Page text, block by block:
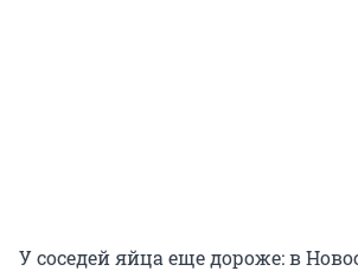
У соседей яйца еще дороже: в